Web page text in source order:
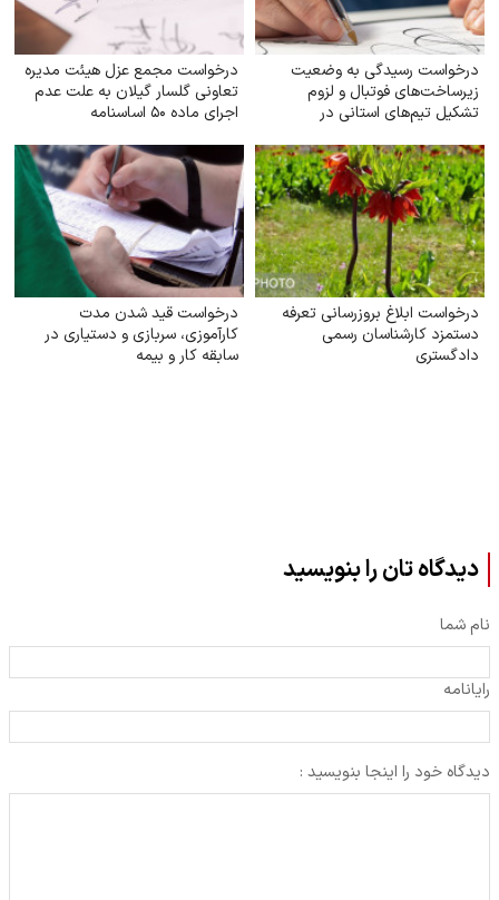
درخواست رسیدگی به وضعیت
زیرساخت‌های فوتبال و لزوم
تشکیل تیم‌های استانی در
درخواست مجمع عزل هیئت مدیره
تعاونی گلسار گیلان به علت عدم
اجرای ماده ۵۰ اساسنامه
درخواست ابلاغ بروز‌رسانی تعرفه
دستمزد کارشناسان رسمی
دادگستری
درخواست قید شدن مدت
کارآموزی، سربازی و دستیاری در
سابقه کار و بیمه
دیدگاه تان را بنویسید
نام شما
رایانامه
دیدگاه خود را اینجا بنویسید :